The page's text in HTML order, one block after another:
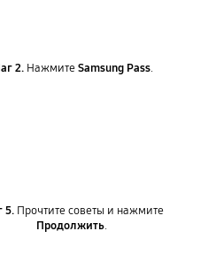
2. НажмитеSamsung Pass.
5. Прочтите советы и нажмите
Продолжить.